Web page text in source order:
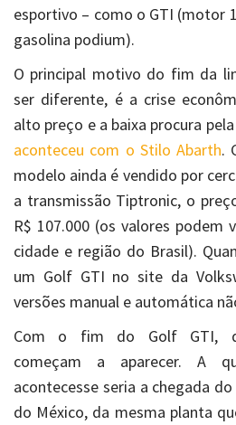
esportivo – como o GTI (motor
gasolina podium).
O principal motivo do fim da
ser diferente, é a crise
alto preço e a baixa procura
aconteceu com o Stilo Abarth.
modelo ainda é vendido por
a transmissão Tiptronic, o
R$ 107.000 (os valores podem
cidade e região do Brasil).
um Golf GTI no site da
versões manual e automática
Com o fim do Golf GTI,
começam a aparecer. A
acontecesse seria a chegada
do México, da mesma planta